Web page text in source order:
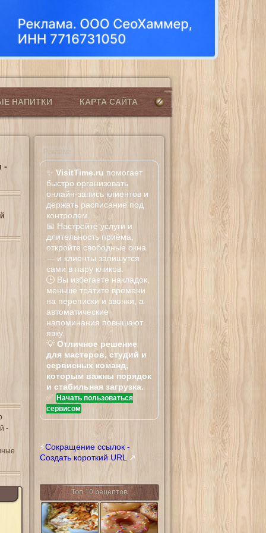
НАПИТКИ КАРТА САЙТА
-
-
✨ VisitTime.ru помогает
быстро организовать
онлайн-запись клиентов и
держать расписание под
контролем.
📅 Настройте услуги и
длительность приёма,
откройте свободные окна
— и клиенты запишутся
сами в пару кликов.
🕒 Вы избегаете накладок,
меньше тратите времени
на переписки и звонки, а
автоматические
напоминания повышают
явку.
💡 Отличное решение
для мастеров, студий и
сервисных команд,
которым важны порядок
и стабильная загрузка.
✅ Начать пользоваться
сервисом
⚡Сокращение ссылок -
Создать короткий URL
↗
Топ 10 рецептов
Тилапия
запеченная в
сливочном
Донатсы Криспи
Крим